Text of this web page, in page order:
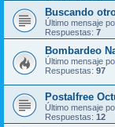
Buscando
Último mensaje
Respuestas: 7
Bombardeo
Último mensaje
Respuestas: 97
Postalfree
Último mensaje
Respuestas: 12